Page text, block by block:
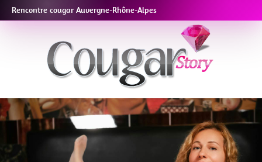
Rencontre cougar Auvergne-Rhône-Alpes